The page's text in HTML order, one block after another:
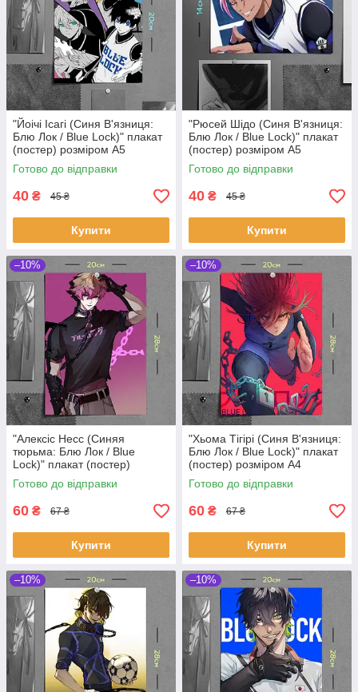
"Йоічі Ісагі (Синя В'язниця:
Блю Лок / Blue Lock)" плакат
(постер) розміром А5
(14х20см)
Готово до відправки
40 ₴ 45 ₴
Купити
"Рюсей Шідо (Синя В'язниця:
Блю Лок / Blue Lock)" плакат
(постер) розміром А5
(20х14см)
Готово до відправки
40 ₴ 45 ₴
Купити
–10%
"Алексіс Несс (Синяя
тюрьма: Блю Лок / Blue
Lock)" плакат (постер)
розміром А4 (20х28см)
Готово до відправки
60 ₴ 67 ₴
Купити
–10%
"Хьома Тігірі (Синя В'язниця:
Блю Лок / Blue Lock)" плакат
(постер) розміром А4
(20х28см)
Готово до відправки
60 ₴ 67 ₴
Купити
–10% –10%